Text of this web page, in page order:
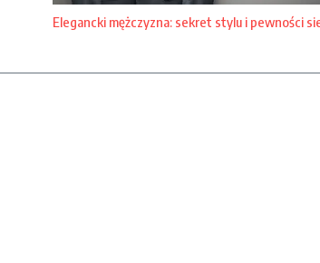
Elegancki mężczyzna: sekret stylu i pewności